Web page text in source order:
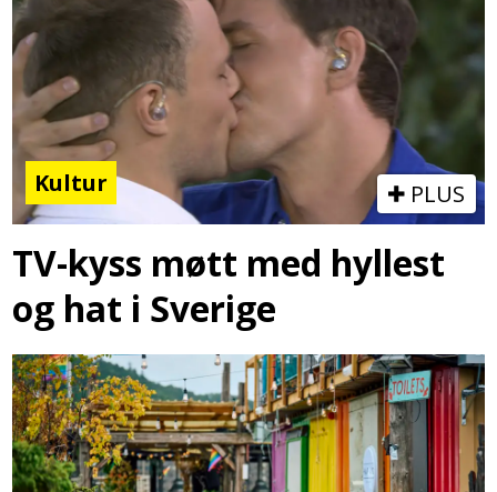
Kultur PLUS
TV-kyss møtt med hyllest
og hat i Sverige